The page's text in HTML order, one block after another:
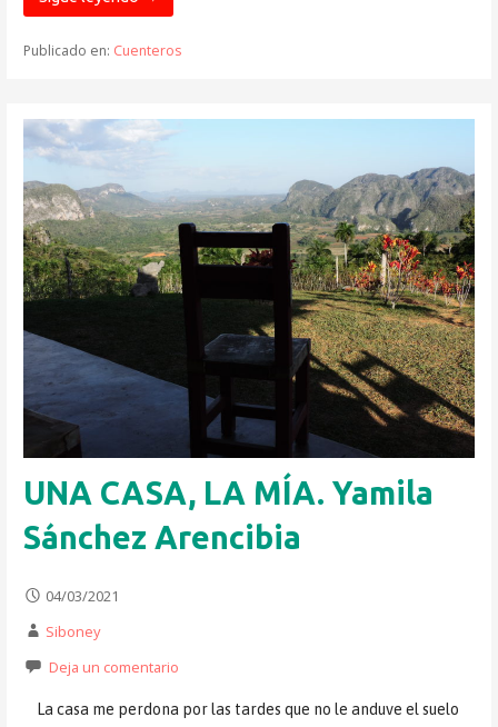
Publicado en: Cuenteros
UNA CASA, LA MÍA. Yamila
Sánchez Arencibia
04/03/2021
Siboney
Deja un comentario
La casa me perdona por las tardes que no le anduve el suelo